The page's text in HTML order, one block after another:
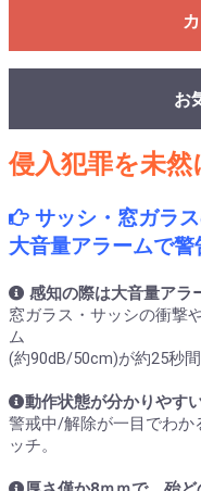
お
侵入犯罪を未然
サッシ・窓ガラ
大音量アラームで警
感知の際は大音量アラ
窓ガラス・サッシの衝撃
ム
(約90dB/50cm)が約25秒間
動作状態が分かりやす
警戒中/解除が一目でわか
ッチ。